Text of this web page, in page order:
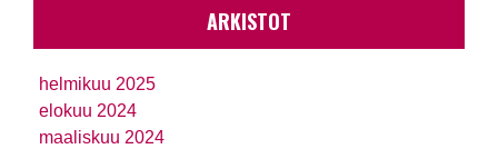
ARKISTOT
helmikuu 2025
elokuu 2024
maaliskuu 2024